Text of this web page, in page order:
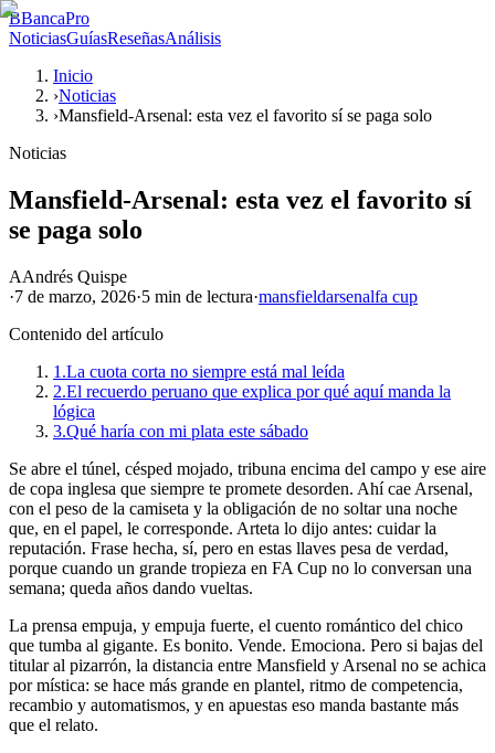
BBancaPro
NoticiasGuíasReseñasAnálisis
Inicio
›Noticias
›Mansfield-Arsenal: esta vez el favorito sí se paga solo
Noticias
Mansfield-Arsenal: esta vez el favorito sí
se paga solo
AAndrés Quispe
·7 de marzo, 2026·5 min de lectura·mansfieldarsenalfa cup
Contenido del artículo
1.La cuota corta no siempre está mal leída
2.El recuerdo peruano que explica por qué aquí manda la
lógica
3.Qué haría con mi plata este sábado
Se abre el túnel, césped mojado, tribuna encima del campo y ese aire
de copa inglesa que siempre te promete desorden. Ahí cae Arsenal,
con el peso de la camiseta y la obligación de no soltar una noche
que, en el papel, le corresponde. Arteta lo dijo antes: cuidar la
reputación. Frase hecha, sí, pero en estas llaves pesa de verdad,
porque cuando un grande tropieza en FA Cup no lo conversan una
semana; queda años dando vueltas.
La prensa empuja, y empuja fuerte, el cuento romántico del chico
que tumba al gigante. Es bonito. Vende. Emociona. Pero si bajas del
titular al pizarrón, la distancia entre Mansfield y Arsenal no se achica
por mística: se hace más grande en plantel, ritmo de competencia,
recambio y automatismos, y en apuestas eso manda bastante más
que el relato.